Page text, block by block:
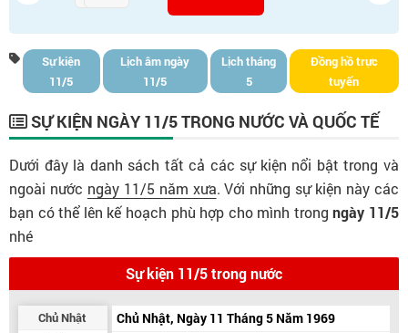
Sự kiện
11/5
Lịch âm ngày
11/5
Lịch tháng
5
Đồng hồ trực
tuyến
SỰ KIỆN NGÀY 11/5 TRONG NƯỚC VÀ QUỐC TẾ
Dưới đây là danh sách tất cả các sự kiện nổi bật trong và
ngoài nước ngày 11/5 năm xưa. Với những sự kiện này các
bạn có thể lên kế hoạch phù hợp cho mình trongngày 11/5
nhé
Sự kiện 11/5 trong nước
Chủ Nhật
Chủ Nhật, Ngày 11 Tháng 5 Năm 1969